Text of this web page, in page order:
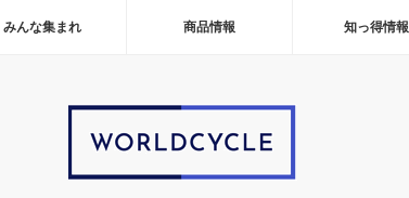
みんな集まれ 商品情報 知っ得情報